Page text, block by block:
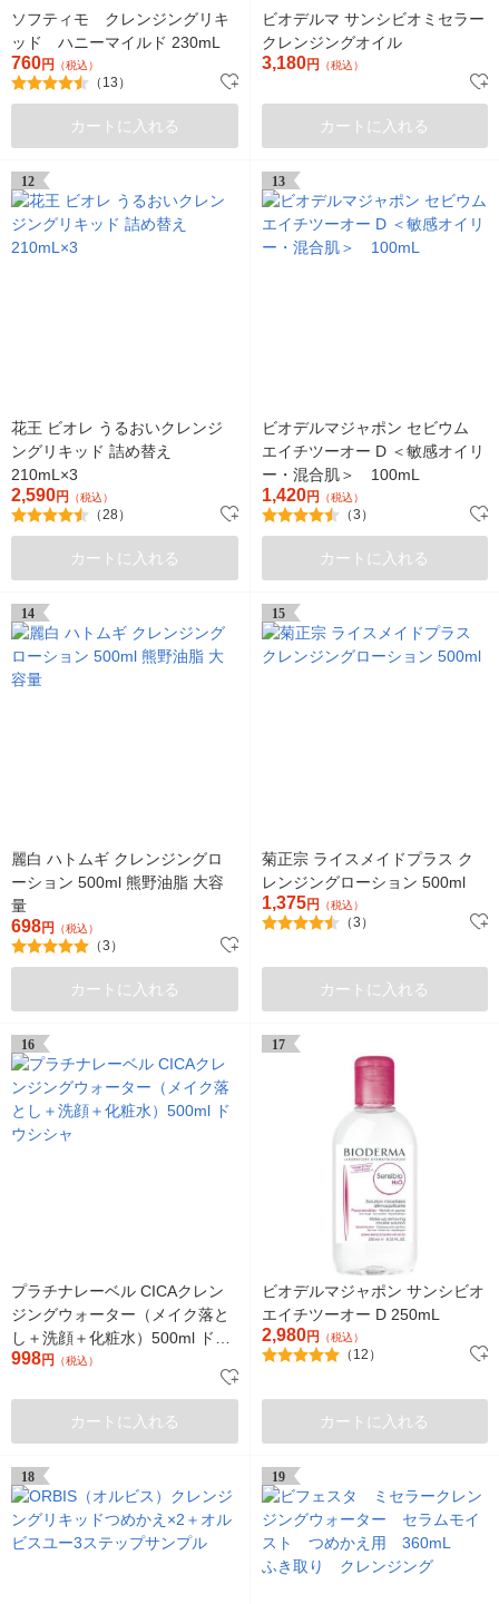
ソフティモ クレンジングリキ
ッド ハニーマイルド 230mL
760円 （税込）
（13）
カートに入れる
ビオデルマ サンシビオミセラー
クレンジングオイル
3,180円 （税込）
カートに入れる
12
花王 ビオレ うるおいクレンジ
ングリキッド 詰め替え
210mL×3
2,590円 （税込）
（28）
カートに入れる
13
ビオデルマジャポン セビウム
エイチツーオー D ＜敏感オイリ
ー・混合肌＞ 100mL
1,420円 （税込）
（3）
カートに入れる
14
麗白 ハトムギ クレンジングロ
ーション 500ml 熊野油脂 大容
量
698円 （税込）
（3）
カートに入れる
15
菊正宗 ライスメイドプラス ク
レンジングローション 500ml
1,375円 （税込）
（3）
カートに入れる
16
プラチナレーベル CICAクレン
ジングウォーター（メイク落と
し＋洗顔＋化粧水）500ml ドウ
シシャ
998円 （税込）
カートに入れる
17
ビオデルマジャポン サンシビオ
エイチツーオー D 250mL
2,980円 （税込）
（12）
カートに入れる
18 19